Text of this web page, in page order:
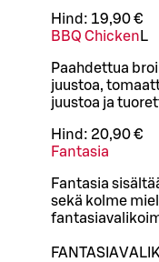
Hind: 19,90 €
BBQ Chicken L
Paahdettua
juustoa,
juustoa ja
Hind: 20,90 €
Fantasia
Fantasia
sekä kolme